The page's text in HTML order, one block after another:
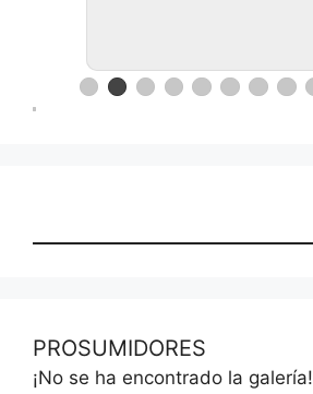
PROSUMIDORES
¡No se ha encontrado la galería!